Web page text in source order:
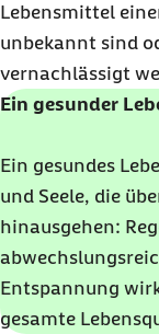
Lebensmittel
unbekannt sind
vernachlässigt
Ein gesunder
Ein gesundes
und Seele, die
hinausgehen:
Entspannung
gesamte